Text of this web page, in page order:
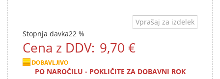
Vprašaj za izdelek
Stopnja davka22 %
Cena z DDV: 9,70 €
PO NAROČILU - POKLIČITE ZA DOBAVNI ROK